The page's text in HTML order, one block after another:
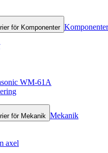
för Komponenter Komponenter
WM-61A
för Mekanik Mekanik
axel